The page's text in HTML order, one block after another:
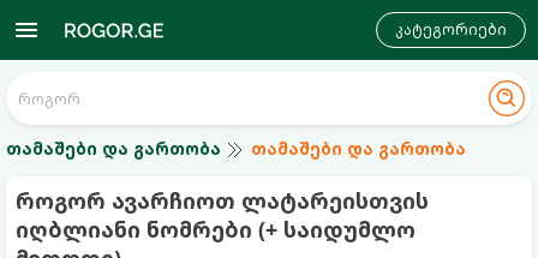
კატეგორიები
თამაშები და გართობა თამაშები და გართობა
როგორ ავარჩიოთ ლატარეისთვის
იღბლიანი ნომრები (+ საიდუმლო